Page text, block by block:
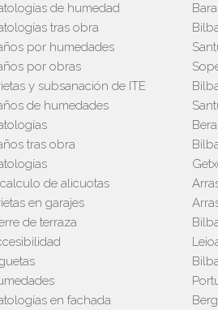
de humedad
tras obra
por humedades
por obras
y subsanación de ITE
de humedades
tras obra
de alicuotas
en garajes
de terraza
en fachada